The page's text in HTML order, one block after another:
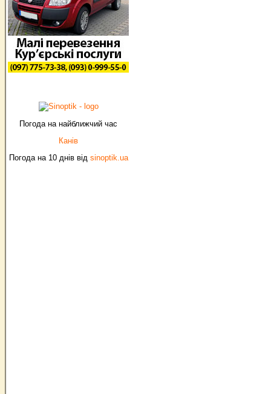
Погода на найближчий час
Канів
Погода на 10 днів від sinoptik.ua